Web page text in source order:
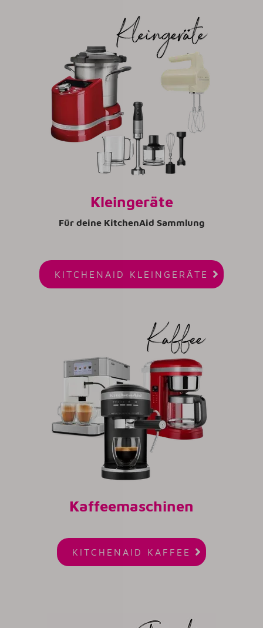
Kleingeräte
Für deine KitchenAid Sammlung
KITCHENAID KLEINGERÄTE 
Kaffeemaschinen
KITCHENAID KAFFEE 